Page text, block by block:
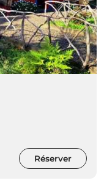
Réserver